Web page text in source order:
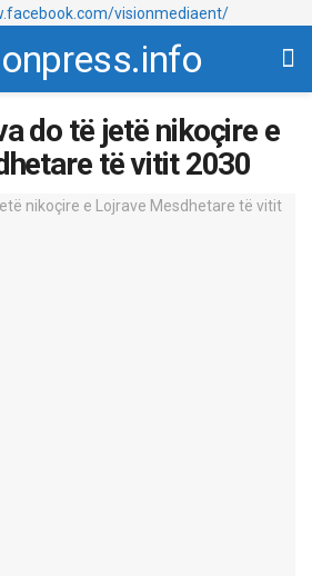
do të jetë nikoçire e
të vitit 2030